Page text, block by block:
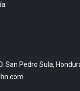
San Pedro Sula,